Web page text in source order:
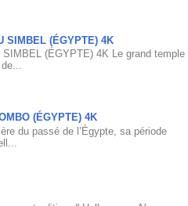
SIMBEL (ÉGYPTE) 4K
(ÉGYPTE) 4K Le grand temple
(ÉGYPTE) 4K
du passé de l’Égypte, sa période